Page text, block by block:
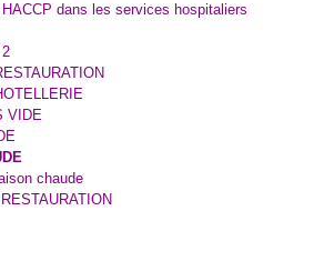
dans les services hospitaliers
VIDE
chaude